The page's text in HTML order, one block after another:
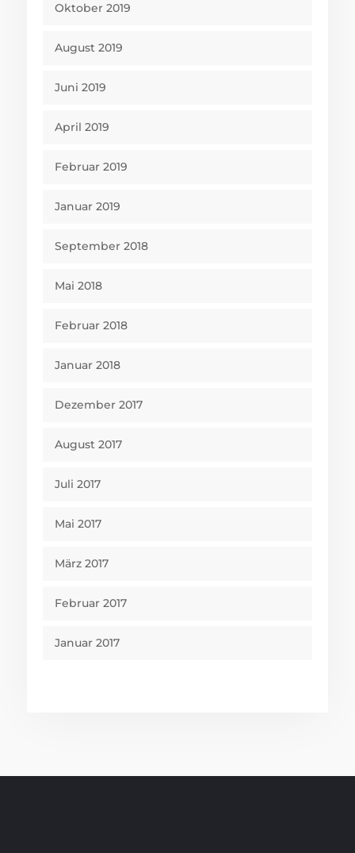
Oktober 2019
August 2019
Juni 2019
April 2019
Februar 2019
Januar 2019
September 2018
Mai 2018
Februar 2018
Januar 2018
Dezember 2017
August 2017
Juli 2017
Mai 2017
März 2017
Februar 2017
Januar 2017